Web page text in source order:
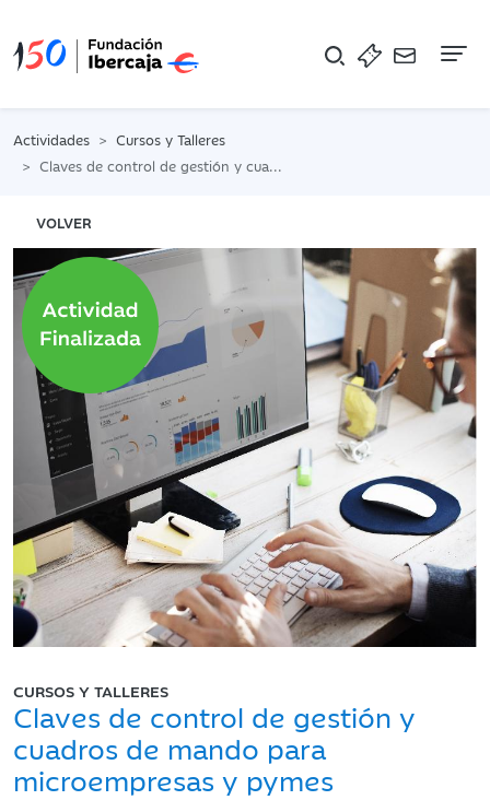
Actividades
Cursos y Talleres
Claves de control de gestión y cuadros de mando para microempresas y pymes
VOLVER
CURSOS Y TALLERES
Claves de control de gestión y
cuadros de mando para
microempresas y pymes